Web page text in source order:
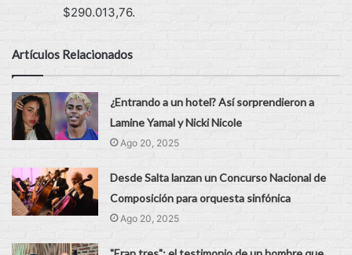
$290.013,76.
Artículos Relacionados
¿Entrando a un hotel? Así sorprendieron a
Lamine Yamal y Nicki Nicole
Ago 20, 2025
Desde Salta lanzan un Concurso Nacional de
Composición para orquesta sinfónica
Ago 20, 2025